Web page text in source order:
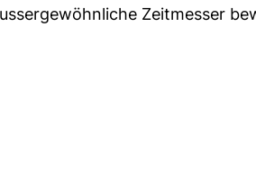
Zeitmesser